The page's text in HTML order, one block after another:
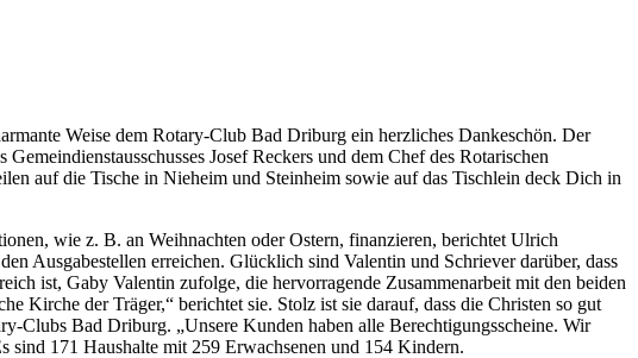
Weise dem Rotary-Club Bad Driburg ein herzliches Dankeschön. Der
Josef Reckers und dem Chef des Rotarischen
auf die Tische in Nieheim und Steinheim sowie auf das Tischlein deck Dich in
wie z. B. an Weihnachten oder Ostern, finanzieren, berichtet Ulrich
Ausgabestellen erreichen. Glücklich sind Valentin und Schriever darüber, dass
ist, Gaby Valentin zufolge, die hervorragende Zusammenarbeit mit den beiden
Kirche der Träger,“ berichtet sie. Stolz ist sie darauf, dass die Christen so gut
Clubs Bad Driburg. „Unsere Kunden haben alle Berechtigungsscheine. Wir
171 Haushalte mit 259 Erwachsenen und 154 Kindern.